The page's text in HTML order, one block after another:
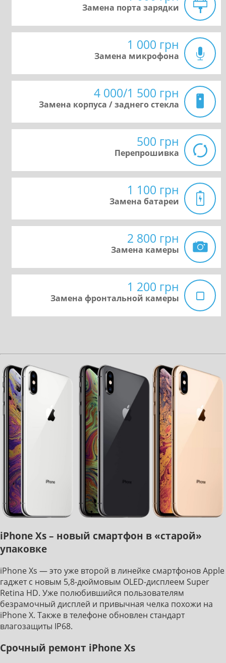
Замена порта зарядки
1 000 грн
Замена микрофона
4 000/1 500 грн
Замена корпуса / заднего стекла
500 грн
Перепрошивка
1 100 грн
Замена батареи
2 800 грн
Замена камеры
1 200 грн
Замена фронтальной камеры
iPhone Xs – новый смартфон в «старой»
упаковке
iPhone Xs — это уже второй в линейке смартфонов Apple
гаджет с новым 5,8-дюймовым OLED-дисплеем Super
Retina HD. Уже полюбившийся пользователям
безрамочный дисплей и привычная челка похожи на
iPhone X. Также в телефоне обновлен стандарт
влагозащиты IP68.
Срочный ремонт iPhone Xs